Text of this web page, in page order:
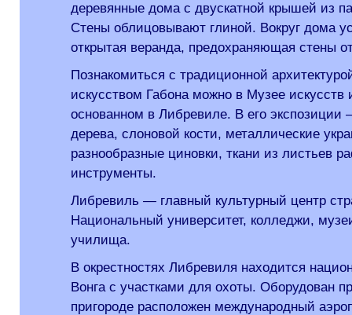
деревянные дома с двускатной крышей из
Стены облицовывают глиной. Вокруг дома
открытая веранда, предохраняющая стены
Познакомиться с традиционной
искусством Габона можно в Музее искусств
основанном в Либревиле. В его экспозиции
дерева, слоновой кости, металлические
разнообразные циновки, ткани из листьев
инструменты.
Либревиль — главный культурный центр
Национальный университет, колледжи,
училища.
В окрестностях Либревиля находится
Вонга с участками для охоты. Оборудован
пригороде расположен международный